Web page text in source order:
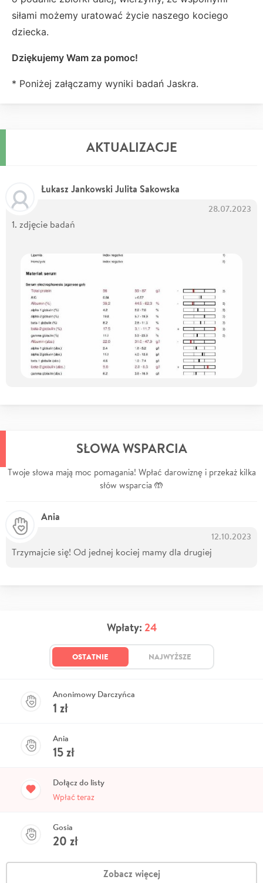
siłami możemy uratować życie naszego kociego
dziecka.
Dziękujemy Wam za pomoc!
* Poniżej załączamy wyniki badań Jaskra.
AKTUALIZACJE
Łukasz Jankowski Julita Sakowska
28.07.2023
1. zdjęcie badań
SŁOWA WSPARCIA
Twoje słowa mają moc pomagania! Wpłać darowiznę i przekaż kilka
słów wsparcia 🤲
Ania
12.10.2023
Trzymajcie się! Od jednej kociej mamy dla drugiej
Wpłaty: 24
OSTATNIE NAJWYŻSZE
Anonimowy Darczyńca
1 zł
Ania
15zł
Dołącz do listy
Wpłać teraz
Gosia
20 zł
Zobacz więcej